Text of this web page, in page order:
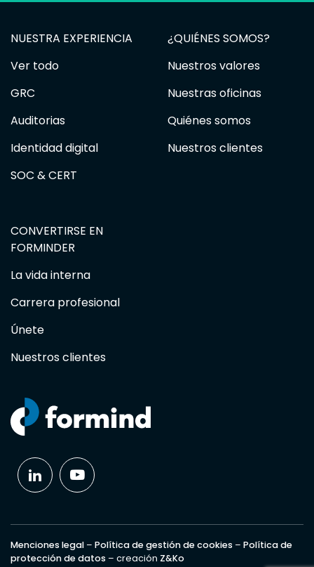
NUESTRA EXPERIENCIA
Ver todo
GRC
Auditorias
Identidad digital
SOC & CERT
¿QUIÉNES SOMOS?
Nuestros valores
Nuestras oficinas
Quiénes somos
Nuestros clientes
CONVERTIRSE EN
FORMINDER
La vida interna
Carrera profesional
Únete
Nuestros clientes
Menciones legal – Política de gestión de cookies – Política de
protección de datos – creación Z&Ko